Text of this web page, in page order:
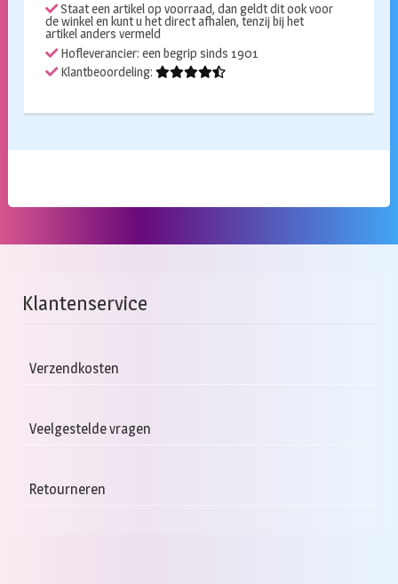
Staat een artikel op voorraad, dan geldt dit ook voor
de winkel en kunt u het direct afhalen, tenzij bij het
artikel anders vermeld
Hofleverancier: een begrip sinds 1901
Klantbeoordeling:
Klantenservice
Verzendkosten
Veelgestelde vragen
Retourneren